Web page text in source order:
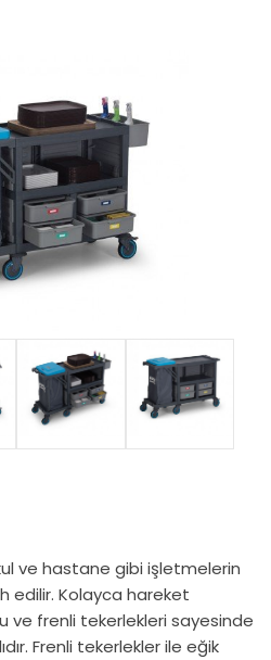
ve hastane gibi işletmelerin
edilir. Kolayca hareket
ve frenli tekerlekleri sayesinde
Frenli tekerlekler ile eğik